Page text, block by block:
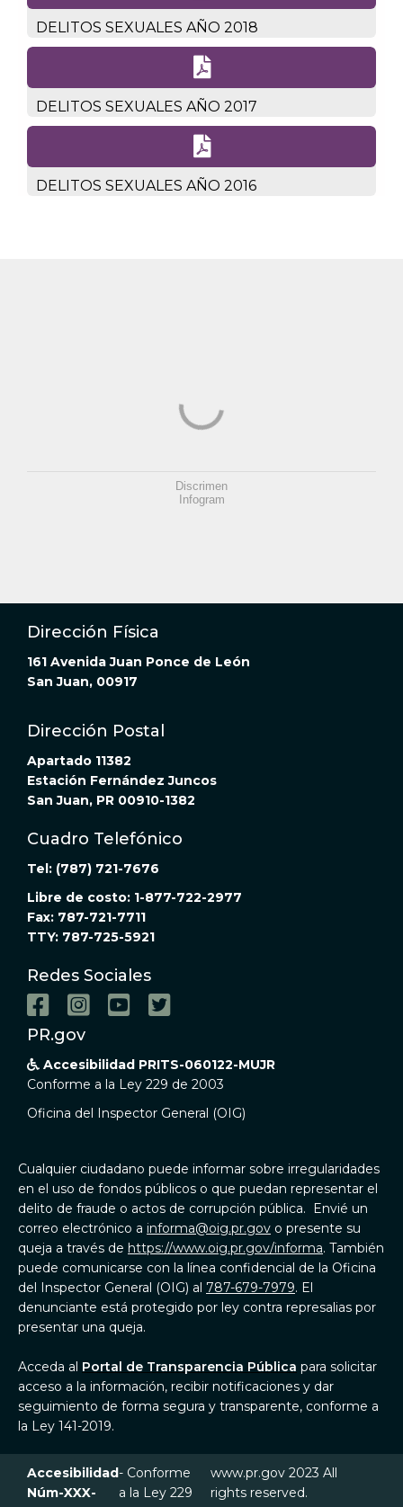
DELITOS SEXUALES AÑO 2018

DELITOS SEXUALES AÑO 2017

DELITOS SEXUALES AÑO 2016
Discrimen
Infogram
Dirección Física
161 Avenida Juan Ponce de León
San Juan, 009​17
Dirección Postal
Apartado 11382
Estación Fernández Juncos
San Juan, PR 00910-1382
Cuadro Telefónico
Tel: (787) 721-7676
Libre de costo: 1-877-722-2977
Fax: 787-721-7711
TTY: 787-725-5921
Redes Sociales
   
PR.gov
 Accesibilidad PRITS-060122-MUJR
Conforme a la Ley 229 de 2003
Oficina del Inspector General (OIG)
Cualquier ciudadano puede informar sobre irregularidades
en el uso de fondos públicos o que puedan representar el
delito de fraude o actos de corrupción pública. Envié un
correo electrónico a informa@oig.pr.gov o presente su
queja a través de https://www.oig.pr.gov/informa. También
puede comunicarse con la línea confidencial de la Oficina
del Inspector General (OIG) al 787-679-7979. El
denunciante está protegido por ley contra represalias por
presentar una queja.
Acceda al Portal de Transparencia Pública para solicitar
acceso a la información, recibir notificaciones y dar
seguimiento de forma segura y transparente, conforme a
la Ley 141-2019.
Accesibilidad
Núm-XXX-
- Conforme
a la Ley 229
www.pr.gov 2023 All
rights reserved.